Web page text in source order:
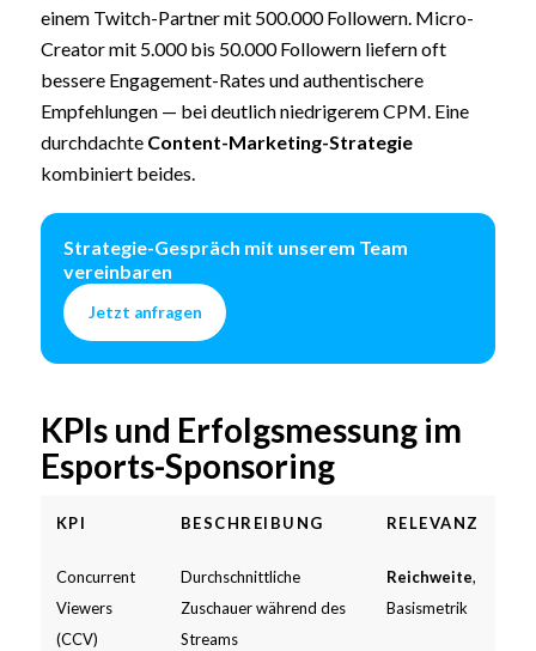
einem Twitch-Partner mit 500.000 Followern. Micro-
Creator mit 5.000 bis 50.000 Followern liefern oft
bessere Engagement-Rates und authentischere
Empfehlungen — bei deutlich niedrigerem CPM. Eine
durchdachte Content-Marketing-Strategie
kombiniert beides.
Strategie-Gespräch mit unserem Team
vereinbaren
Jetzt anfragen
KPIs und Erfolgsmessung im
Esports-Sponsoring
KPI BESCHREIBUNG RELEVANZ
Concurrent
Viewers
(CCV)
Durchschnittliche
Zuschauer während des
Streams
Reichweite,
Basismetrik